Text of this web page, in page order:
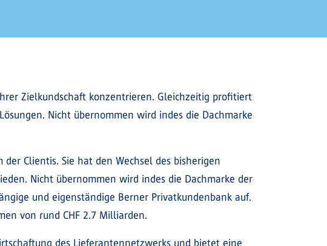
Zielkundschaft konzentrieren. Gleichzeitig profitiert
Nicht übernommen wird indes die Dachmarke
Clientis. Sie hat den Wechsel des bisherigen
Nicht übernommen wird indes die Dachmarke der
und eigenständige Berner Privatkundenbank auf.
von rund CHF 2.7 Milliarden.
des Lieferantennetzwerks und bietet eine